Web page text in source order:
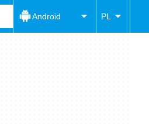
Android PL